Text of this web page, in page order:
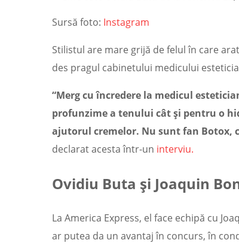
Sursă foto: Instagram
Stilistul are mare grijă de felul în care
des pragul cabinetului medicului
“Merg cu încredere la medicul
profunzime a tenului cât și pentru o
ajutorul cremelor. Nu sunt fan Botox,
declarat acesta într-un interviu.
Ovidiu Buta și Joaquin
La America Express, el face echipă cu
ar putea da un avantaj în concurs, în